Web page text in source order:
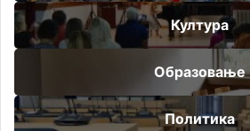
Култура
Образовање
Политика